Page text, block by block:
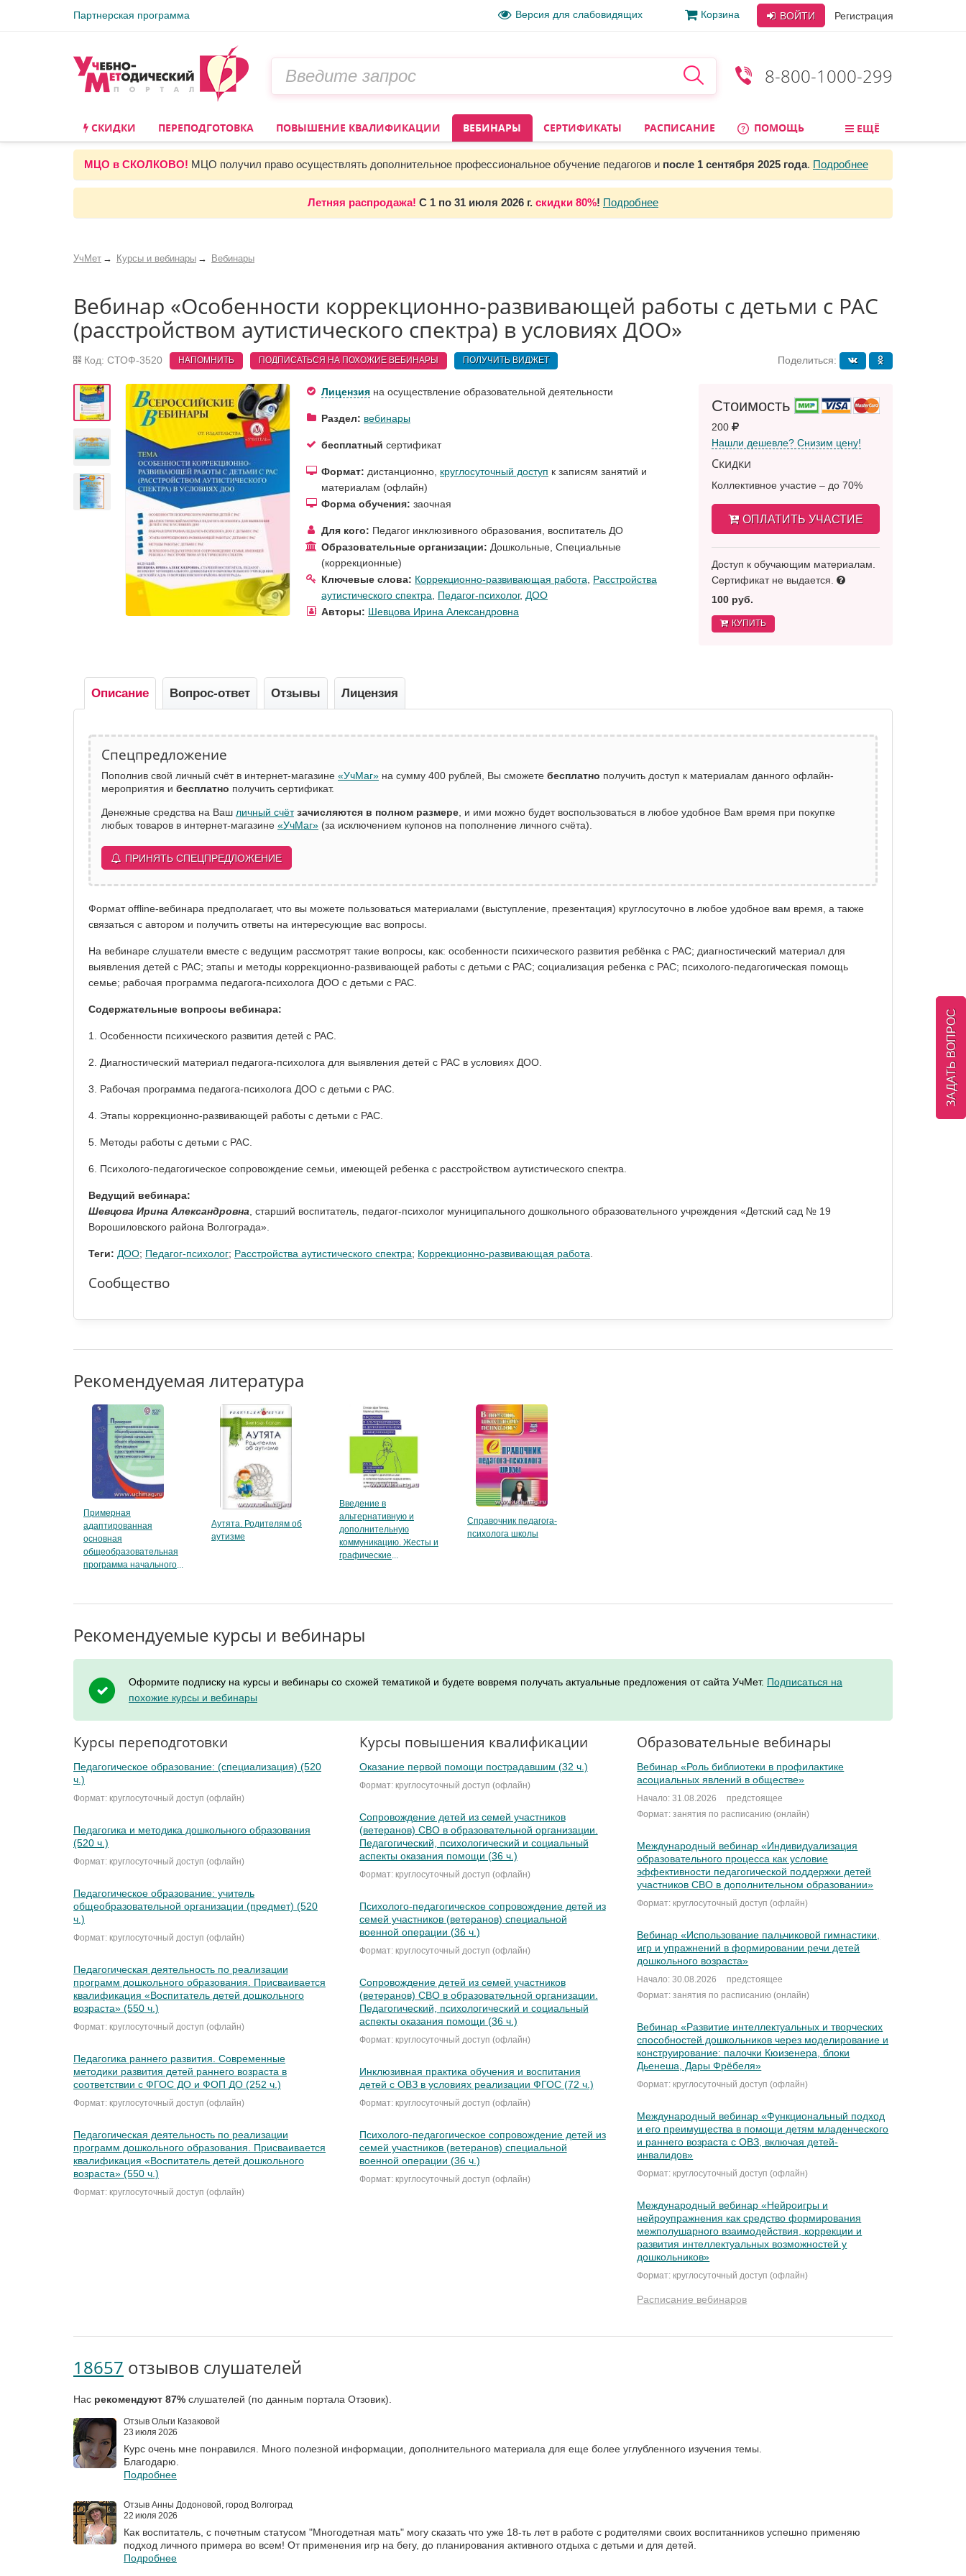
Партнерская программа Версия для слабовидящих Корзина ВОЙТИ Регистрация
8-800-1000-299
СКИДКИ ПЕРЕПОДГОТОВКА ПОВЫШЕНИЕ КВАЛИФИКАЦИИ ВЕБИНАРЫ СЕРТИФИКАТЫ РАСПИСАНИЕ ПОМОЩЬ ЕЩЁ
МЦО в СКОЛКОВО! МЦО получил право осуществлять дополнительное профессиональное обучение педагогов и после 1 сентября 2025 года. Подробнее
Летняя распродажа! С 1 по 31 июля 2026 г. скидки 80%! Подробнее
УчМет Курсы и вебинары Вебинары
Вебинар «Особенности коррекционно-развивающей работы с детьми с РАС
(расстройством аутистического спектра) в условиях ДОО»
Код: СТОФ-3520 НАПОМНИТЬ ПОДПИСАТЬСЯ НА ПОХОЖИЕВЕБИНАРЫ ПОЛУЧИТЬ ВИДЖЕТ Поделиться:
Лицензия на осуществление образовательной деятельности
Раздел: вебинары
бесплатный сертификат
Формат: дистанционно, круглосуточный доступ к записям занятий и
материалам (офлайн)
Форма обучения: заочная
Для кого: Педагог инклюзивного образования, воспитатель ДО
Образовательные организации: Дошкольные, Специальные
(коррекционные)
Ключевые слова: Коррекционно-развивающая работа, Расстройства
аутистического спектра, Педагог-психолог, ДОО
Авторы: Шевцова Ирина Александровна
Стоимость
200
Нашли дешевле? Снизим цену!
Скидки
Коллективное участие – до 70%
ОПЛАТИТЬ УЧАСТИЕ
Доступ к обучающим материалам.
Сертификат не выдается.
100 руб.
КУПИТЬ
Описание Вопрос-ответ Отзывы Лицензия
Спецпредложение
Пополнив свой личный счёт в интернет-магазине «УчМаг» на сумму 400 рублей, Вы сможете бесплатно получить доступ к материалам данного офлайн-
мероприятия и бесплатно получить сертификат.
Денежные средства на Ваш личный счёт зачисляются в полном размере , и ими можно будет воспользоваться в любое удобное Вам время при покупке
любых товаров в интернет-магазине «УчМаг» (за исключением купонов на пополнение личного счёта).
ПРИНЯТЬ СПЕЦПРЕДЛОЖЕНИЕ
Формат offline-вебинара предполагает, что вы можете пользоваться материалами (выступление, презентация) круглосуточно в любое удобное вам время, а также
связаться с автором и получить ответы на интересующие вас вопросы.
На вебинаре слушатели вместе с ведущим рассмотрят такие вопросы, как: особенности психического развития ребёнка с РАС; диагностический материал для
выявления детей с РАС; этапы и методы коррекционно-развивающей работы с детьми с РАС; социализация ребенка с РАС; психолого-педагогическая помощь
семье; рабочая программа педагога-психолога ДОО с детьми с РАС.
Содержательные вопросы вебинара:
1. Особенности психического развития детей с РАС.
2. Диагностический материал педагога-психолога для выявления детей с РАС в условиях ДОО.
3. Рабочая программа педагога-психолога ДОО с детьми с РАС.
4. Этапы коррекционно-развивающей работы с детьми с РАС.
5. Методы работы с детьми с РАС.
6. Психолого-педагогическое сопровождение семьи, имеющей ребенка с расстройством аутистического спектра.
Ведущий вебинара:
Шевцова Ирина Александровна , старший воспитатель, педагог-психолог муниципального дошкольного образовательного учреждения «Детский сад № 19
Ворошиловского района Волгограда».
Теги: ДОО; Педагог-психолог; Расстройства аутистического спектра; Коррекционно-развивающая работа
Сообщество
Рекомендуемая литература
Примерная
адаптированная
основная
общеобразовательная
программа начального
Аутята. Родителям об
аутизме
Введение в
альтернативную и
дополнительную
коммуникацию. Жесты и
графические
Справочник педагога-
психолога школы
Рекомендуемые курсы и вебинары
Оформите подписку на курсы и вебинары со схожей тематикой и будете вовремя получать актуальные предложения от сайта УчМет. Подписаться на
похожие курсы и вебинары
Курсы переподготовки
Педагогическое образование: (специализация) (520
ч.)
Формат: круглосуточный доступ (офлайн)
Педагогика и методика дошкольного образования
(520 ч.)
Формат: круглосуточный доступ (офлайн)
Педагогическое образование: учитель
общеобразовательной организации (предмет) (520
ч.)
Формат: круглосуточный доступ (офлайн)
Педагогическая деятельность по реализации
программ дошкольного образования. Присваивается
квалификация «Воспитатель детей дошкольного
возраста» (550 ч.)
Формат: круглосуточный доступ (офлайн)
Педагогика раннего развития. Современные
методики развития детей раннего возраста в
соответствии с ФГОС ДО и ФОП ДО (252 ч.)
Формат: круглосуточный доступ (офлайн)
Педагогическая деятельность по реализации
программ дошкольного образования. Присваивается
квалификация «Воспитатель детей дошкольного
возраста» (550 ч.)
Формат: круглосуточный доступ (офлайн)
Курсы повышения квалификации
Оказание первой помощи пострадавшим (32 ч.)
Формат: круглосуточный доступ (офлайн)
Сопровождение детей из семей участников
(ветеранов) СВО в образовательной организации.
Педагогический, психологический и социальный
аспекты оказания помощи (36 ч.)
Формат: круглосуточный доступ (офлайн)
Психолого-педагогическое сопровождение детей из
семей участников (ветеранов) специальной
военной операции (36 ч.)
Формат: круглосуточный доступ (офлайн)
Сопровождение детей из семей участников
(ветеранов) СВО в образовательной организации.
Педагогический, психологический и социальный
аспекты оказания помощи (36 ч.)
Формат: круглосуточный доступ (офлайн)
Инклюзивная практика обучения и воспитания
детей с ОВЗ в условиях реализации ФГОС (72 ч.)
Формат: круглосуточный доступ (офлайн)
Психолого-педагогическое сопровождение детей из
семей участников (ветеранов) специальной
военной операции (36 ч.)
Формат: круглосуточный доступ (офлайн)
Образовательные вебинары
Вебинар «Роль библиотеки в профилактике
асоциальных явлений в обществе»
Начало: 31.08.2026
предстоящее
Формат: занятия по расписанию (онлайн)
Международный вебинар «Индивидуализация
образовательного процесса как условие
эффективности педагогической поддержки детей
участников СВО в дополнительном образовании»
Формат: круглосуточный доступ (офлайн)
Вебинар «Использование пальчиковой гимнастики,
игр и упражнений в формировании речи детей
дошкольного возраста»
Начало: 30.08.2026
предстоящее
Формат: занятия по расписанию (онлайн)
Вебинар «Развитие интеллектуальных и творческих
способностей дошкольников через моделирование и
конструирование: палочки Кюизенера, блоки
Дьенеша, Дары Фрёбеля»
Формат: круглосуточный доступ (офлайн)
Международный вебинар «Функциональный подход
и его преимущества в помощи детям младенческого
и раннего возраста с ОВЗ, включая детей-
инвалидов»
Формат: круглосуточный доступ (офлайн)
Международный вебинар «Нейроигры и
нейроупражнения как средство формирования
межполушарного взаимодействия, коррекции и
развития интеллектуальных возможностей у
дошкольников»
Формат: круглосуточный доступ (офлайн)
Расписание вебинаров
18657 отзывов слушателей
Нас рекомендуют 87% слушателей (по данным портала Отзовик).
Отзыв Ольги Казаковой
23 июля 2026
Курс очень мне понравился. Много полезной информации, дополнительного материала для еще более углубленного изучения темы.
Благодарю.
Подробнее
Отзыв Анны Додоновой, город Волгоград
22 июля 2026
Как воспитатель, с почетным статусом "Многодетная мать" могу сказать что уже 18-ть лет в работе с родителями своих воспитанников успешно применяю
подход личного примера во всем! От применения игр на бегу, до планирования активного отдыха с детьми и для детей.
Подробнее
ЗАДАТЬ ВОПРОС